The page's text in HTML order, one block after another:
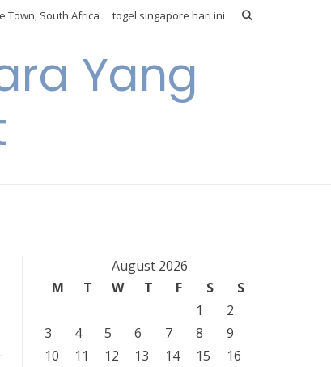
Town, South Africa togel singapore hari ini
Yang
August 2026
M
T W T F S
S
1
2
3
4 5 6 7 8
9
10
11 12 13 14 15
16